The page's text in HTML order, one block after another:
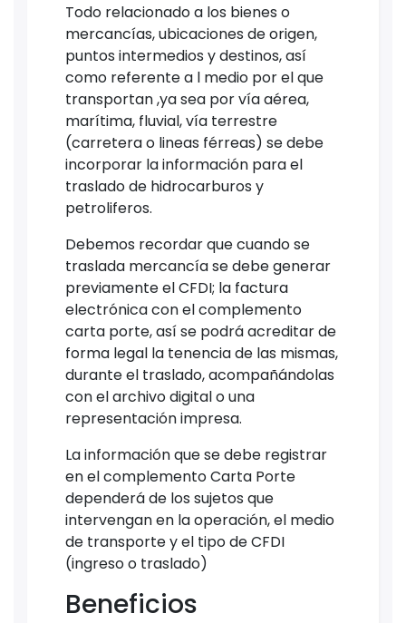
Todo relacionado a los bienes o
mercancías, ubicaciones de origen,
puntos intermedios y destinos, así
como referente a l medio por el que
transportan ,ya sea por vía aérea,
marítima, fluvial, vía terrestre
(carretera o lineas férreas) se debe
incorporar la información para el
traslado de hidrocarburos y
petroliferos.
Debemos recordar que cuando se
traslada mercancía se debe generar
previamente el CFDI; la factura
electrónica con el complemento
carta porte, así se podrá acreditar de
forma legal la tenencia de las mismas,
durante el traslado, acompañándolas
con el archivo digital o una
representación impresa.
La información que se debe registrar
en el complemento Carta Porte
dependerá de los sujetos que
intervengan en la operación, el medio
de transporte y el tipo de CFDI
(ingreso o traslado)
Beneficios